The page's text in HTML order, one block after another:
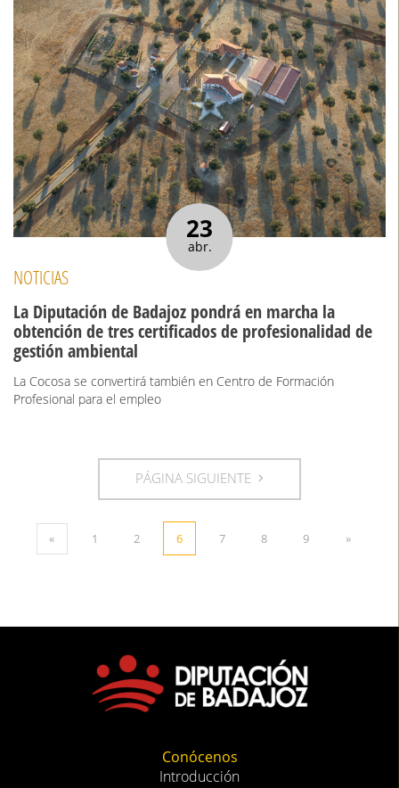
23
abr.
NOTICIAS
La Diputación de Badajoz pondrá en marcha la
obtención de tres certificados de profesionalidad de
gestión ambiental
La Cocosa se convertirá también en Centro de Formación
Profesional para el empleo
PÁGINA SIGUIENTE
« 1 2 6 7 8 9 »
Conócenos
Introducción